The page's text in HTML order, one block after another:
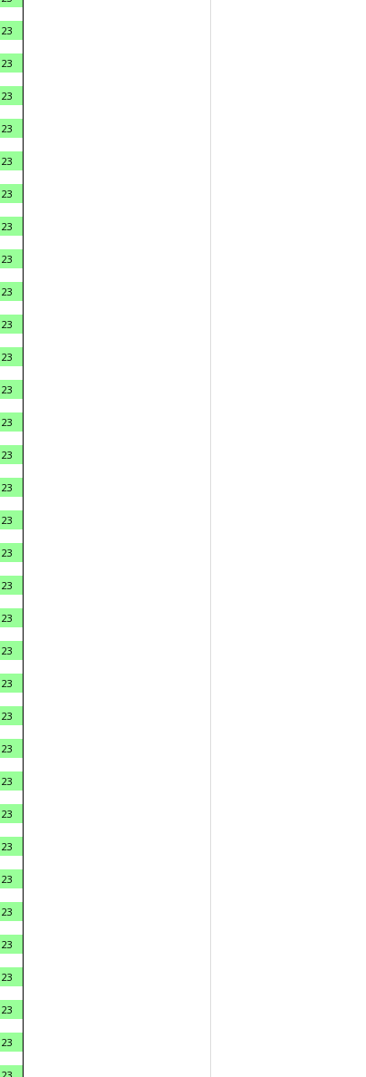
23
23
23
23
23
23
23
23
23
23
23
23
23
23
23
23
23
23
23
23
23
23
23
23
23
23
23
23
23
23
23
23